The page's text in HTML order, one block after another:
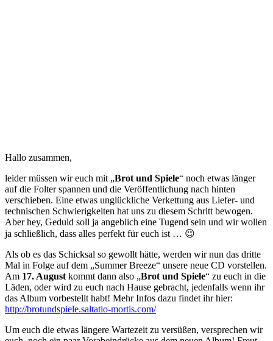
Hallo zusammen,
leider müssen wir euch mit „Brot und Spiele“ noch etwas länger
auf die Folter spannen und die Veröffentlichung nach hinten
verschieben. Eine etwas unglückliche Verkettung aus Liefer- und
technischen Schwierigkeiten hat uns zu diesem Schritt bewogen.
Aber hey, Geduld soll ja angeblich eine Tugend sein und wir wollen
ja schließlich, dass alles perfekt für euch ist … 😉
Als ob es das Schicksal so gewollt hätte, werden wir nun das dritte
Mal in Folge auf dem „Summer Breeze“ unsere neue CD vorstellen.
Am 17. August kommt dann also „Brot und Spiele“ zu euch in die
Läden, oder wird zu euch nach Hause gebracht, jedenfalls wenn ihr
das Album vorbestellt habt! Mehr Infos dazu findet ihr hier:
http://brotundspiele.saltatio-mortis.com/
Um euch die etwas längere Wartezeit zu versüßen, versprechen wir